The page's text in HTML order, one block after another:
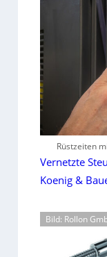
Rüstzeiten
Vernetzte
Koenig &
Bild: Rollon